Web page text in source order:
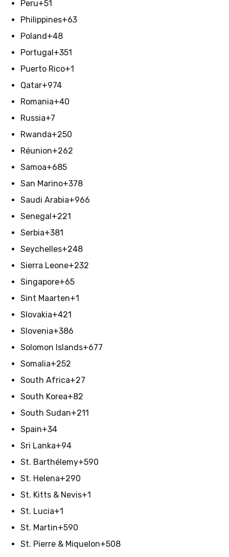
Peru+51
Philippines+63
Poland+48
Portugal+351
Puerto Rico+1
Qatar+974
Romania+40
Russia+7
Rwanda+250
Réunion+262
Samoa+685
San Marino+378
Saudi Arabia+966
Senegal+221
Serbia+381
Seychelles+248
Sierra Leone+232
Singapore+65
Sint Maarten+1
Slovakia+421
Slovenia+386
Solomon Islands+677
Somalia+252
South Africa+27
South Korea+82
South Sudan+211
Spain+34
Sri Lanka+94
St. Barthélemy+590
St. Helena+290
St. Kitts & Nevis+1
St. Lucia+1
St. Martin+590
St. Pierre & Miquelon+508